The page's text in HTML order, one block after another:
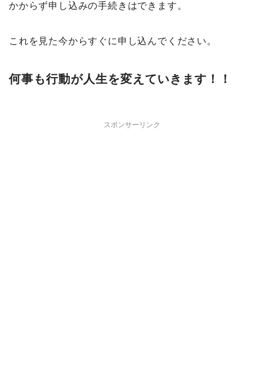
かからず申し込みの手続きはできます。
これを見た今からすぐに申し込んでください。
何事も行動が人生を変えていきます！！
スポンサーリンク